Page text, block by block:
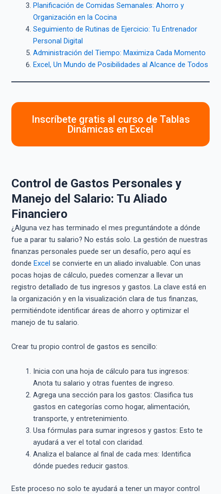
Planificación de Comidas Semanales: Ahorro y
Organización en la Cocina
Seguimiento de Rutinas de Ejercicio: Tu Entrenador
Personal Digital
Administración del Tiempo: Maximiza Cada Momento
Excel, Un Mundo de Posibilidades al Alcance de Todos
Inscríbete gratis al curso de Tablas
Dinámicas en Excel
Control de Gastos Personales y
Manejo del Salario: Tu Aliado
Financiero
¿Alguna vez has terminado el mes preguntándote a dónde
fue a parar tu salario? No estás solo. La gestión de nuestras
finanzas personales puede ser un desafío, pero aquí es
donde Excel se convierte en un aliado invaluable. Con unas
pocas hojas de cálculo, puedes comenzar a llevar un
registro detallado de tus ingresos y gastos. La clave está en
la organización y en la visualización clara de tus finanzas,
permitiéndote identificar áreas de ahorro y optimizar el
manejo de tu salario.
Crear tu propio control de gastos es sencillo:
Inicia con una hoja de cálculo para tus ingresos:
Anota tu salario y otras fuentes de ingreso.
Agrega una sección para los gastos: Clasifica tus
gastos en categorías como hogar, alimentación,
transporte, y entretenimiento.
Usa fórmulas para sumar ingresos y gastos: Esto te
ayudará a ver el total con claridad.
Analiza el balance al final de cada mes: Identifica
dónde puedes reducir gastos.
Este proceso no solo te ayudará a tener un mayor control